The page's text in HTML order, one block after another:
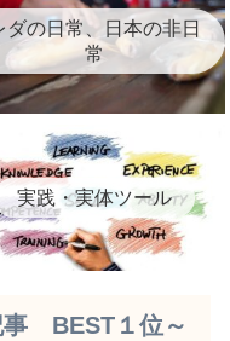
ダの日常、日本の非日
常
実践・実体ツール
事 BEST１位～